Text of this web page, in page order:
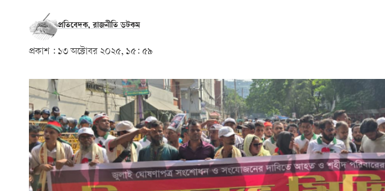
প্রতিবেদক, রাজনীতি ডটকম
প্রকাশ : ১৩ অক্টোবর ২০২৫, ১৫: ৫৯